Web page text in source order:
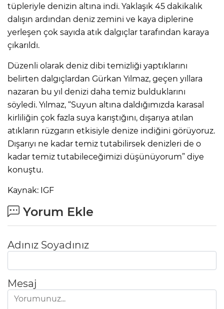
tüpleriyle denizin altına indi. Yaklaşık 45 dakikalık
dalışın ardından deniz zemini ve kaya diplerine
yerleşen çok sayıda atık dalgıçlar tarafından karaya
çıkarıldı.
Düzenli olarak deniz dibi temizliği yaptıklarını
belirten dalgıçlardan Gürkan Yılmaz, geçen yıllara
nazaran bu yıl denizi daha temiz bulduklarını
söyledi. Yılmaz, “Suyun altına daldığımızda karasal
kirliliğin çok fazla suya karıştığını, dışarıya atılan
atıkların rüzgarın etkisiyle denize indiğini görüyoruz.
Dışarıyı ne kadar temiz tutabilirsek denizleri de o
kadar temiz tutabileceğimizi düşünüyorum” diye
konuştu.
Kaynak: IGF
Yorum Ekle
Adınız Soyadınız
Mesaj